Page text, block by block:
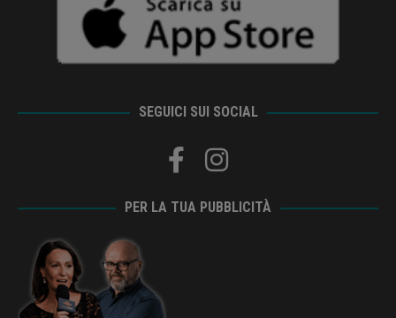
SEGUICI SUI SOCIAL
PER LA TUA PUBBLICITÀ